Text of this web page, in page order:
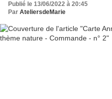
Publié le 13/06/2022 à 20:45
Par AteliersdeMarie